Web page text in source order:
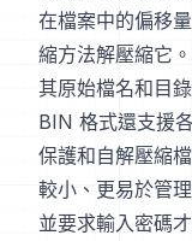
在檔案中的偏移
縮方法解壓縮它
其原始檔名和目
BIN 格式還支援
保護和自解壓縮
較小、更易於管
並要求輸入密碼